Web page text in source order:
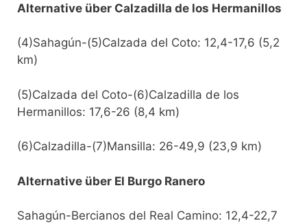
Alternative über Calzadilla de los Hermanillos
(4)Sahagún-(5)Calzada del Coto: 12,4-17,6 (5,2
km)
(5)Calzada del Coto-(6)Calzadilla de los
Hermanillos: 17,6-26 (8,4 km)
(6)Calzadilla-(7)Mansilla: 26-49,9 (23,9 km)
Alternative über El Burgo Ranero
Sahagún-Bercianos del Real Camino: 12,4-22,7